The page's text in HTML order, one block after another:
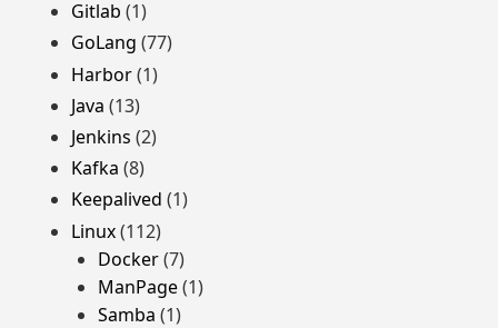
Gitlab (1)
GoLang (77)
Harbor(1)
Java (13)
Jenkins (2)
Kafka (8)
Keepalived (1)
Linux(112)
Docker(7)
ManPage(1)
Samba (1)